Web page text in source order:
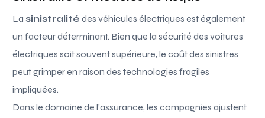
La sinistralité des véhicules électriques est également
un facteur déterminant. Bien que la sécurité des voitures
électriques soit souvent supérieure, le coût des sinistres
peut grimper en raison des technologies fragiles
impliquées.
Dans le domaine de l’assurance, les compagnies ajustent